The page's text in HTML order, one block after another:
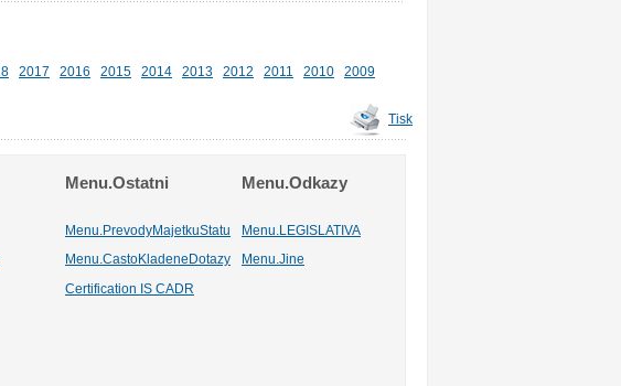
2017 2016 2015 2014 2013 2012 2011 2010
2009
Tisk
Menu.Ostatni Menu.Odkazy
Menu.PrevodyMajetkuStatu
Menu.LEGISLATIVA
Menu.CastoKladeneDotazy Menu.Jine
Certification IS CADR